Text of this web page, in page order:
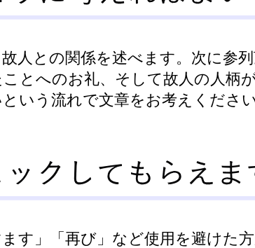
人との関係を述べます。次に参
とへのお礼、そして故人の人柄
いう流れで文章をお考えください
す」「再び」など使用を避けた